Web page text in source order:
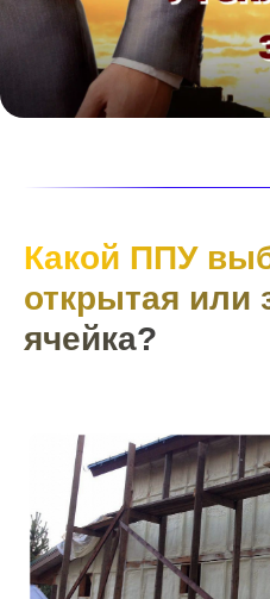
Какой ППУ
открытая или
ячейка?